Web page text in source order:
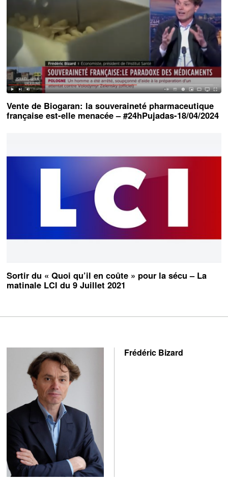
Vente de Biogaran: la souveraineté pharmaceutique
française est-elle menacée – #24hPujadas-18/04/2024
Sortir du « Quoi qu’il en coûte » pour la sécu – La
matinale LCI du 9 Juillet 2021
Frédéric Bizard